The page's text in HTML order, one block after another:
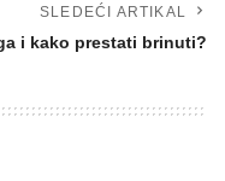
SLEDEĆI ARTIKAL
i kako prestati brinuti?